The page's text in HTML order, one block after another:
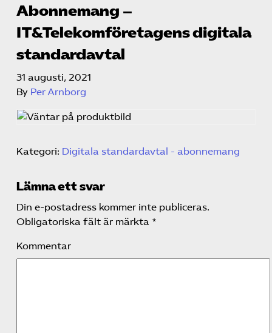
Abonnemang –
IT&Telekomföretagens digitala
standardavtal
31 augusti, 2021
By Per Arnborg
Kategori: Digitala standardavtal - abonnemang
Lämna ett svar
Din e-postadress kommer inte publiceras.
Obligatoriska fält är märkta *
Kommentar